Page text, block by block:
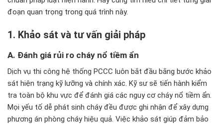
đoạn quan trọng trong quá trình này.
1. Khảo sát và tư vấn giải pháp
A. Đánh giá rủi ro cháy nổ tiềm ẩn
Dịch vụ thi công hệ thống PCCC luôn bắt đầu bằng bước khảo
sát hiện trạng kỹ lưỡng và chính xác. Kỹ sư sẽ tiến hành kiểm
tra toàn bộ khu vực để đánh giá các nguy cơ cháy nổ tiềm ẩn.
Mọi yếu tố dễ phát sinh cháy đều được ghi nhận để xây dựng
phương án phòng cháy hiệu quả. Việc khảo sát giúp đảm bảo